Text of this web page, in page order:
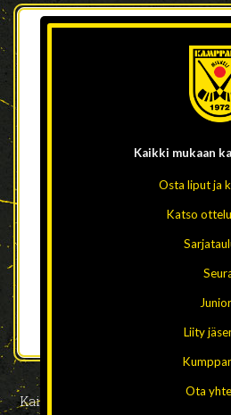
Kaikki oikeudet pidätetään 2026 //
Kaikki mukaan
Osta liput ja
Katso
Liity
Ota